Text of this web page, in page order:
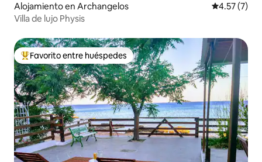
Alojamiento en Archangelos Calificación
4.57 (7)
Villa de lujo Physis
Favorito entre huéspedes preferido
Favorito entre huéspedes